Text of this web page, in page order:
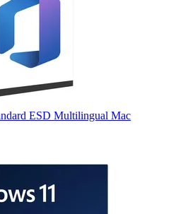
ESD Multilingual Mac